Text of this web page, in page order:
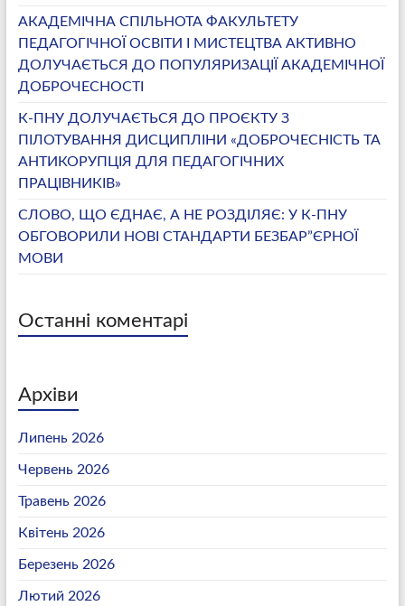
АКАДЕМІЧНА СПІЛЬНОТА ФАКУЛЬТЕТУ
ПЕДАГОГІЧНОЇ ОСВІТИ І МИСТЕЦТВА АКТИВНО
ДОЛУЧАЄТЬСЯ ДО ПОПУЛЯРИЗАЦІЇ АКАДЕМІЧНОЇ
ДОБРОЧЕСНОСТІ
К-ПНУ ДОЛУЧАЄТЬСЯ ДО ПРОЄКТУ З
ПІЛОТУВАННЯ ДИСЦИПЛІНИ «ДОБРОЧЕСНІСТЬ ТА
АНТИКОРУПЦІЯ ДЛЯ ПЕДАГОГІЧНИХ
ПРАЦІВНИКІВ»
СЛОВО, ЩО ЄДНАЄ, А НЕ РОЗДІЛЯЄ: У К-ПНУ
ОБГОВОРИЛИ НОВІ СТАНДАРТИ БЕЗБАР”ЄРНОЇ
МОВИ
Останні коментарі
Архіви
Липень 2026
Червень 2026
Травень 2026
Квітень 2026
Березень 2026
Лютий 2026